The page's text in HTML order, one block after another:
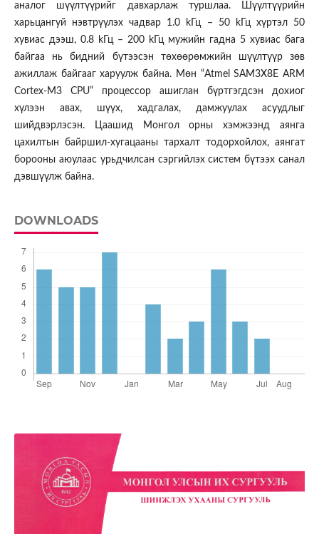
аналог шүүлтүүрийг давхарлаж туршлаа. Шүүлтүүрийн
харьцангуй нэвтрүүлэх чадвар 1.0 kГц – 50 kГц хүртэл 50
хувиас дээш, 0.8 kГц – 200 kГц мужийн гадна 5 хувиас бага
байгаа нь бидний бүтээсэн төхөөрөмжийн шүүлтүүр зөв
ажиллаж байгааг харуулж байна. Мөн “Atmel SAM3X8E ARM
Cortex-M3 CPU” процессор ашиглан бүртгэгдсэн дохиог
хүлээн авах, шүүх, хадгалах, дамжуулах асуудлыг
шийдвэрлэсэн. Цаашид Монгол орны хэмжээнд аянга
цахилтын байршил-хугацааны тархалт тодорхойлох, аянгат
борооны аюулаас урьдчилсан сэргийлэх систем бүтээх санал
дэвшүүлж байна.
DOWNLOADS